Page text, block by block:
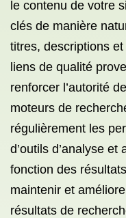
le contenu de votre
clés de manière
titres, descriptions
liens de qualité
renforcer l’autorité
moteurs de
régulièrement les
d’outils d’analyse
fonction des
maintenir et
résultats de